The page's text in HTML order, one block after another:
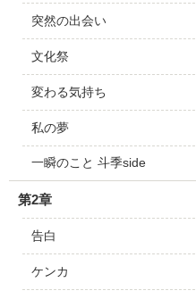
突然の出会い
文化祭
変わる気持ち
私の夢
一瞬のこと 斗季side
第2章
告白
ケンカ